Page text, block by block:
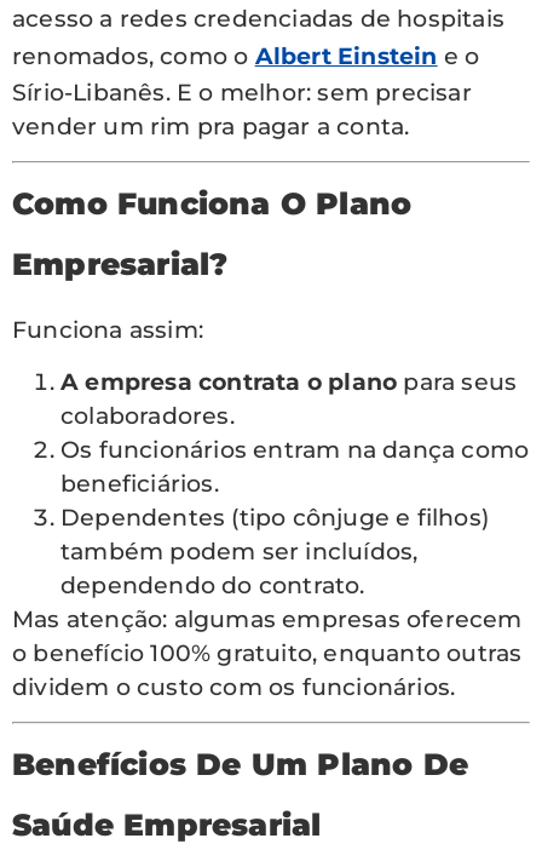
acesso a redes credenciadas de hospitais
renomados, como o Albert Einstein e o
Sírio-Libanês. E o melhor: sem precisar
vender um rim pra pagar a conta.
Como Funciona O Plano
Empresarial?
Funciona assim:
A empresa contrata o plano para seus
colaboradores.
Os funcionários entram na dança como
beneficiários.
Dependentes (tipo cônjuge e filhos)
também podem ser incluídos,
dependendo do contrato.
Mas atenção: algumas empresas oferecem
o benefício 100% gratuito, enquanto outras
dividem o custo com os funcionários.
Benefícios De Um Plano De
Saúde Empresarial